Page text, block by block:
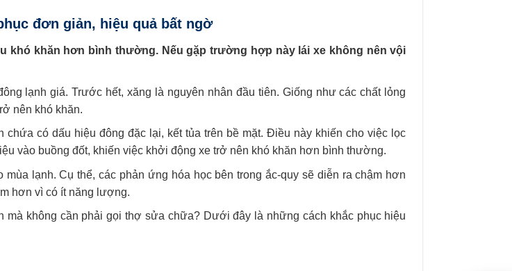
đơn giản, hiệu quả bất ngờ
khó khăn hơn bình thường. Nếu gặp trường hợp này lái xe không nên vội
lạnh giá. Trước hết, xăng là nguyên nhân đầu tiên. Giống như các chất lỏng
nên khó khăn.
chứa có dấu hiệu đông đặc lại, kết tủa trên bề mặt. Điều này khiến cho việc lọc
vào buồng đốt, khiến việc khởi động xe trở nên khó khăn hơn bình thường.
lạnh. Cụ thể, các phản ứng hóa học bên trong ắc-quy sẽ diễn ra chậm hơn
hơn vì có ít năng lượng.
mà không cần phải gọi thợ sửa chữa? Dưới đây là những cách khắc phục hiệu